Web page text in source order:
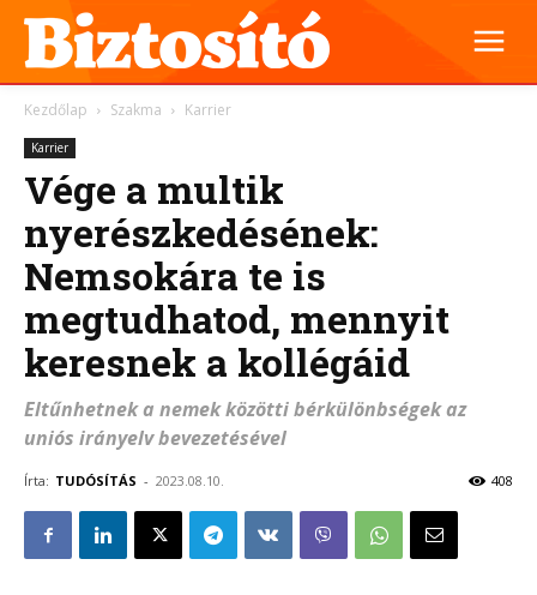
Kezdőlap Szakma Karrier
Karrier
Vége a multik
nyerészkedésének:
Nemsokára te is
megtudhatod, mennyit
keresnek a kollégáid
Eltűnhetnek a nemek közötti bérkülönbségek az
uniós irányelv bevezetésével
Írta: TUDÓSÍTÁS - 2023.08.10. 408